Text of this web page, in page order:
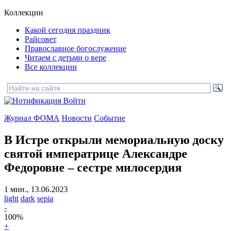
Коллекции
Какой сегодня праздник
Райсовет
Православное богослужение
Читаем с детьми о вере
Все коллекции
Войти
Журнал ФОМА Новости Событие
В Истре открыли мемориальную доску
святой императрице Александре
Федоровне – сестре милосердия
1 мин., 13.06.2023
light dark sepia
-
100%
+